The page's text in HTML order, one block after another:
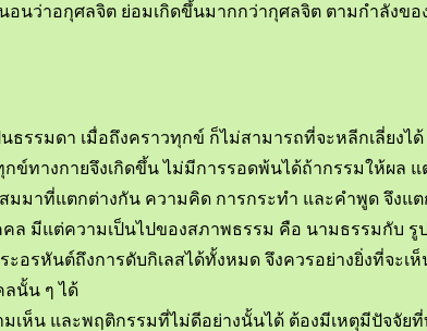
ว่าอกุศลจิต ย่อมเกิดขึ้นมากกว่ากุศลจิต ตามกำลังข
รมดา เมื่อถึงคราวทุกข์ ก็ไม่สามารถที่จะหลีกเลี่ยงไ
ทางกายจึงเกิดขึ้น ไม่มีการรอดพ้นได้ถ้ากรรมให้ผล แ
มมาที่แตกต่างกัน ความคิด การกระทำ และคำพูด จึง
ล มีแต่ความเป็นไปของสภาพธรรม คือ นามธรรมกับ
อรหันต์ถึงการดับกิเลสได้ทั้งหมด จึงควรอย่างยิ่งที่จะ
ลนั้น ๆ ได้
และพฤติกรรมที่ไม่ดีอย่างนั้นได้ ต้องมีเหตุมีปัจจัยที่ท